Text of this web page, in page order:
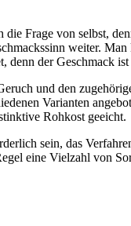
Frage von selbst,
weiter.
der Geschmack
und den
Varianten
Rohkost geeicht.
sein, das
eine Vielzahl von